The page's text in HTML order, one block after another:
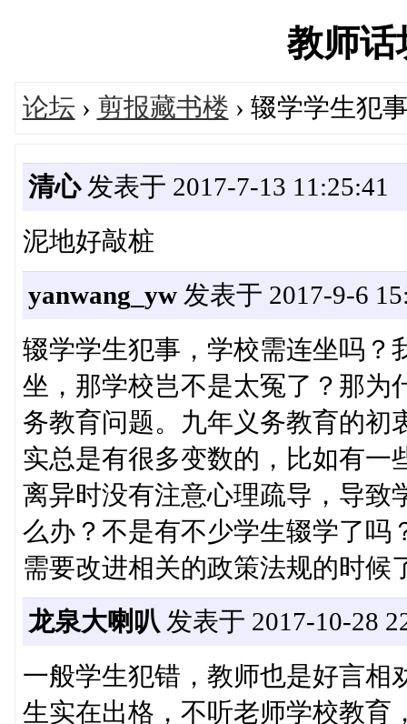
教师话
论坛 › 剪报藏书楼 › 辍学学生犯
清心发表于 2017-7-13 11:25:41
泥地好敲桩
yanwang_yw发表于 2017-9-6
辍学学生犯事，学校需连坐吗？
坐，那学校岂不是太冤了？那为
务教育问题。九年义务教育的初
实总是有很多变数的，比如有
离异时没有注意心理疏导，导
么办？不是有不少学生辍学了吗
需要改进相关的政策法规的时候
龙泉大喇叭 发表于 2017-10-28
一般学生犯错，教师也是好言相
生实在出格，不听老师学校教育